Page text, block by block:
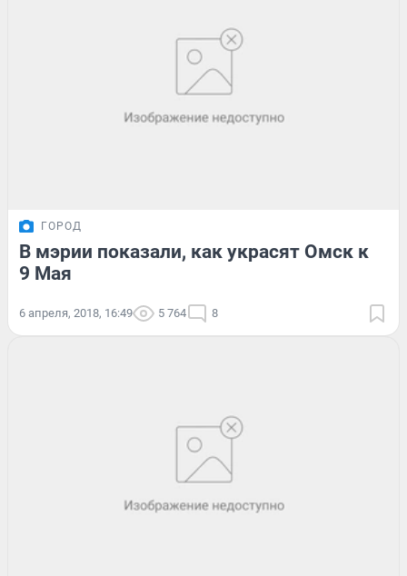
ГОРОД
В мэрии показали, как украсят Омск к
9 Мая
6 апреля, 2018, 16:49 5 764 8